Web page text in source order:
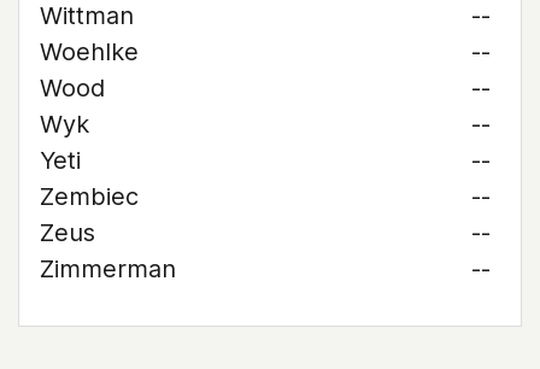
Wittman
--
Woehlke
--
Wood
--
Wyk
--
Yeti
--
Zembiec
--
Zeus
--
Zimmerman
--